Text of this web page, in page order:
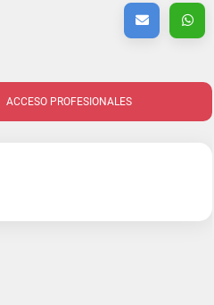
ACCESO PROFESIONALES